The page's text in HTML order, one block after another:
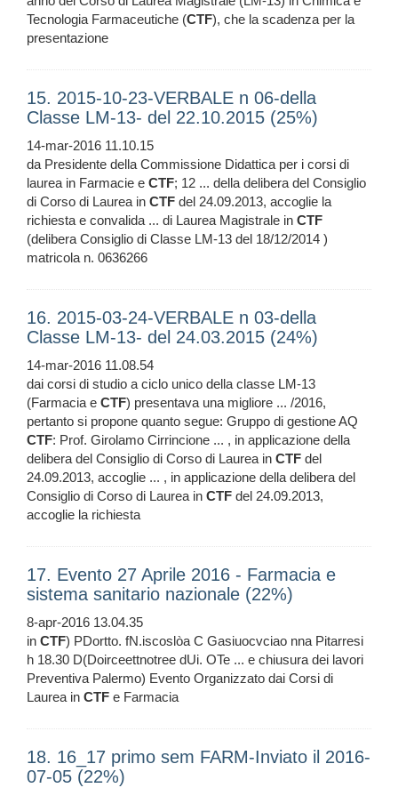
Tecnologia Farmaceutiche (CTF), che la scadenza per la
presentazione
15. 2015-10-23-VERBALE n 06-della
Classe LM-13- del 22.10.2015 (25%)
14-mar-2016 11.10.15
da Presidente della Commissione Didattica per i corsi di
laurea in Farmacie e CTF; 12 ... della delibera del Consiglio
di Corso di Laurea in CTF del 24.09.2013, accoglie la
richiesta e convalida ... di Laurea Magistrale in CTF
(delibera Consiglio di Classe LM-13 del 18/12/2014 )
matricola n. 0636266
16. 2015-03-24-VERBALE n 03-della
Classe LM-13- del 24.03.2015 (24%)
14-mar-2016 11.08.54
dai corsi di studio a ciclo unico della classe LM-13
(Farmacia e CTF) presentava una migliore ... /2016,
pertanto si propone quanto segue: Gruppo di gestione AQ
CTF: Prof. Girolamo Cirrincione ... , in applicazione della
delibera del Consiglio di Corso di Laurea in CTF del
24.09.2013, accoglie ... , in applicazione della delibera del
Consiglio di Corso di Laurea in CTF del 24.09.2013,
accoglie la richiesta
17. Evento 27 Aprile 2016 - Farmacia e
sistema sanitario nazionale (22%)
8-apr-2016 13.04.35
in CTF) PDortto. fN.iscoslòa C Gasiuocvciao nna Pitarresi
h 18.30 D(Doirceettnotree dUi. OTe ... e chiusura dei lavori
Preventiva Palermo) Evento Organizzato dai Corsi di
Laurea in CTF e Farmacia
18. 16_17 primo sem FARM-Inviato il 2016-
07-05 (22%)